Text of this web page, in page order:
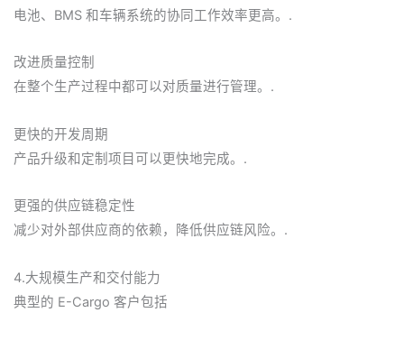
电池、BMS 和车辆系统的协同工作效率更高。.
改进质量控制
在整个生产过程中都可以对质量进行管理。.
更快的开发周期
产品升级和定制项目可以更快地完成。.
更强的供应链稳定性
减少对外部供应商的依赖，降低供应链风险。.
4.大规模生产和交付能力
典型的 E-Cargo 客户包括